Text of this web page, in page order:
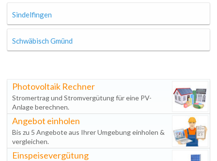
Sindelfingen
Schwäbisch Gmünd
Photovoltaik Rechner
Stromertrag und Stromvergütung für eine PV-
Anlage berechnen.
Angebot einholen
Bis zu 5 Angebote aus Ihrer Umgebung einholen &
vergleichen.
Einspeisevergütung